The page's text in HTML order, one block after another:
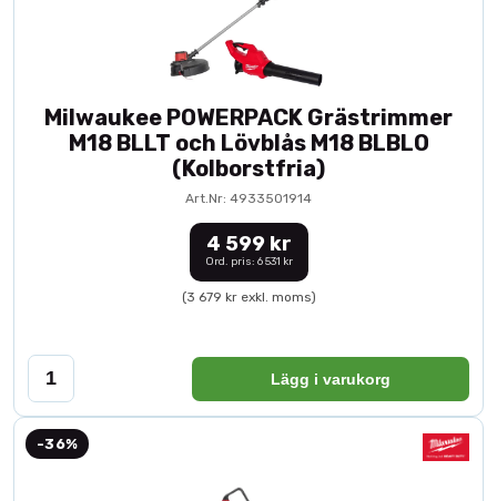
Milwaukee POWERPACK Grästrimmer
M18 BLLT och Lövblås M18 BLBLO
(Kolborstfria)
Art.Nr: 4933501914
4 599 kr
Ord. pris: 6 531 kr
(3 679 kr exkl. moms)
Lägg i varukorg
-36%